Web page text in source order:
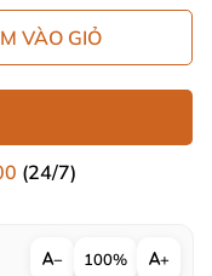
VÀO GIỎ
(24/7)
− 100% +